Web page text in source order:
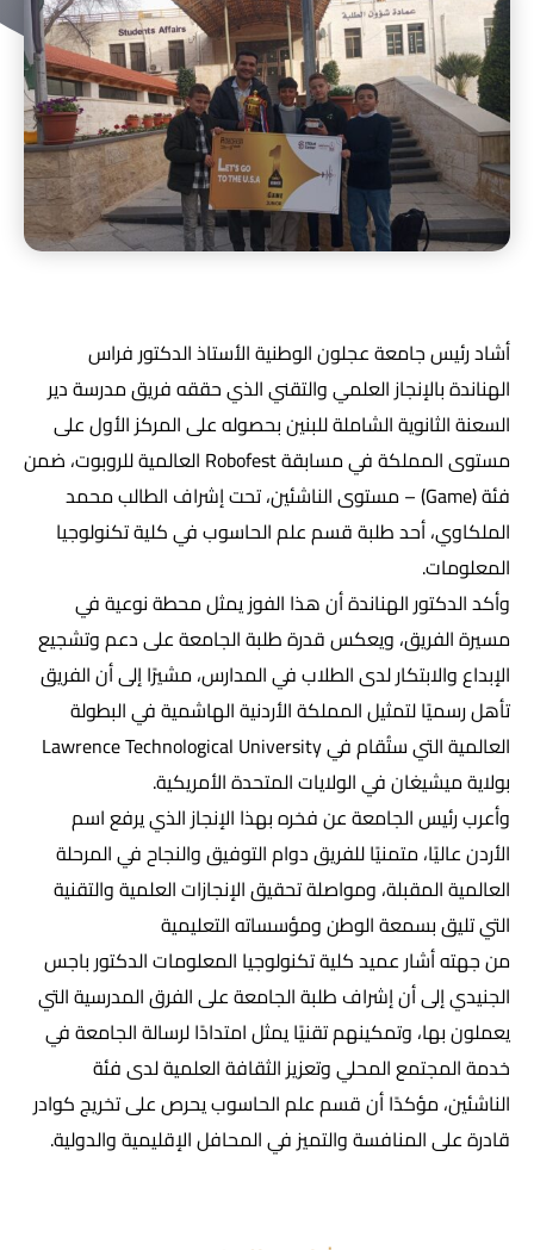
أشاد رئيس جامعة عجلون الوطنية الأستاذ الدكتور فراس
الهناندة بالإنجاز العلمي والتقني الذي حققه فريق مدرسة دير
السعنة الثانوية الشاملة للبنين بحصوله على المركز الأول على
مستوى المملكة في مسابقة Robofest العالمية للروبوت، ضمن
فئة (Game) – مستوى الناشئين، تحت إشراف الطالب محمد
الملكاوي، أحد طلبة قسم علم الحاسوب في كلية تكنولوجيا
المعلومات.
وأكد الدكتور الهناندة أن هذا الفوز يمثل محطة نوعية في
مسيرة الفريق، ويعكس قدرة طلبة الجامعة على دعم وتشجيع
الإبداع والابتكار لدى الطلاب في المدارس، مشيرًا إلى أن الفريق
تأهل رسميًا لتمثيل المملكة الأردنية الهاشمية في البطولة
العالمية التي ستُقام في Lawrence Technological University
بولاية ميشيغان في الولايات المتحدة الأمريكية.
وأعرب رئيس الجامعة عن فخره بهذا الإنجاز الذي يرفع اسم
الأردن عاليًا، متمنيًا للفريق دوام التوفيق والنجاح في المرحلة
العالمية المقبلة، ومواصلة تحقيق الإنجازات العلمية والتقنية
التي تليق بسمعة الوطن ومؤسساته التعليمية
من جهته أشار عميد كلية تكنولوجيا المعلومات الدكتور باجس
الجنيدي إلى أن إشراف طلبة الجامعة على الفرق المدرسية التي
يعملون بها، وتمكينهم تقنيًا يمثل امتدادًا لرسالة الجامعة في
خدمة المجتمع المحلي وتعزيز الثقافة العلمية لدى فئة
الناشئين، مؤكدًا أن قسم علم الحاسوب يحرص على تخريج كوادر
قادرة على المنافسة والتميز في المحافل الإقليمية والدولية.